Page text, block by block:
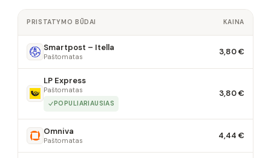
PRISTATYMO BŪDAI KAINA
Smartpost – Itella
Paštomatas 3,80 €
LP Express
Paštomatas
POPULIARIAUSIAS
3,80 €
Omniva
Paštomatas 4,44 €